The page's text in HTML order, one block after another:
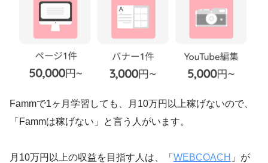
Fammで1ヶ月学習しても、月10万円以上稼げないので、
「Fammは稼げない」と言う人がいます。
月10万円以上の収益を目指す人は、「 WEBCOACH 」が